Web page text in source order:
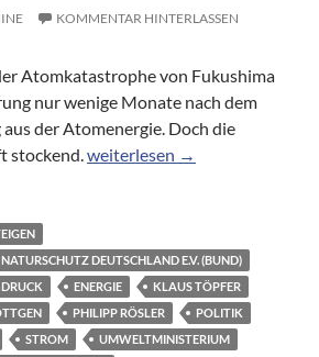
KOMMENTAR HINTERLASSEN
Atomkatastrophe von Fukushima
nur wenige Monate nach dem
der Atomenergie. Doch die
stockend.Umweltverband: Rösler
weiterlesen →
DEUTSCHLAND E.V. (BUND)
DRUCK ENERGIE
KLAUS TÖPFER
PHILIPP RÖSLER
POLITIK
STROM
UMWELTMINISTERIUM